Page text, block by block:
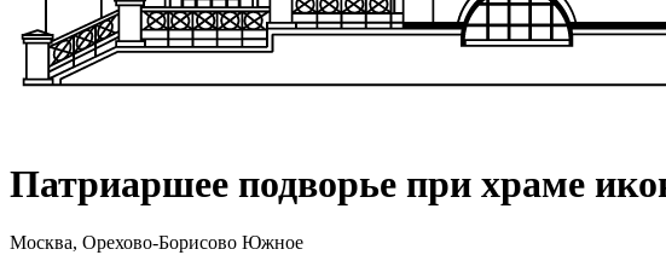
Патриаршее подворье при храме
Москва, Орехово-Борисово Южное